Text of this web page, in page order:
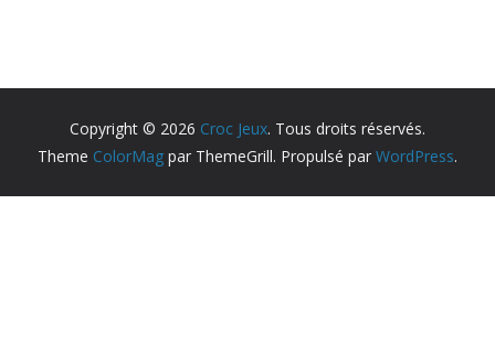
Copyright © 2026 Croc Jeux. Tous droits réservés.
Theme ColorMag par ThemeGrill. Propulsé par WordPress.